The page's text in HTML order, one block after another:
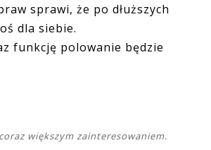
sprawi, że po dłuższych
dla siebie.
funkcję polowanie będzie
większym zainteresowaniem.